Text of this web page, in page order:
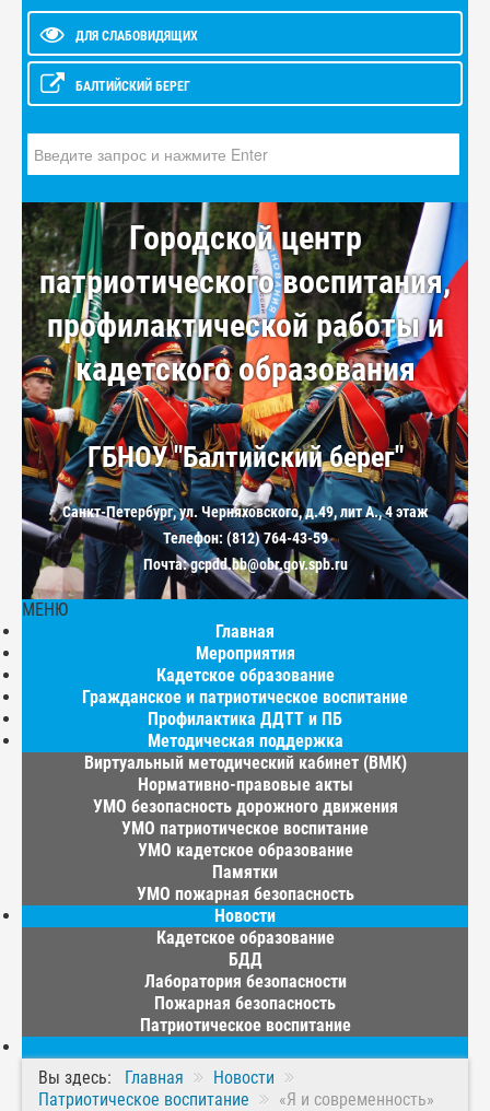
ДЛЯ СЛАБОВИДЯЩИХ
БАЛТИЙСКИЙ БЕРЕГ
Городской центр
патриотического воспитания,
профилактической работы и
кадетского образования
ГБНОУ "Балтийский берег"
Санкт-Петербург, ул. Черняховского, д.49, лит А., 4 этаж
Телефон: (812) 764-43-59
Почта: gcpdd.bb@obr.gov.spb.ru
МЕНЮ
Главная
Мероприятия
Кадетское образование
Гражданское и патриотическое воспитание
Профилактика ДДТТ и ПБ
Методическая поддержка
Виртуальный методический кабинет (ВМК)
Нормативно-правовые акты
УМО безопасность дорожного движения
УМО патриотическое воспитание
УМО кадетское образование
Памятки
УМО пожарная безопасность
Новости
Кадетское образование
БДД
Лаборатория безопасности
Пожарная безопасность
Патриотическое воспитание
Вы здесь: Главная
Новости
Патриотическое воспитание
«Я и современность»